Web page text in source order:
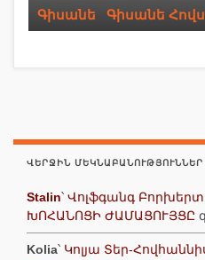
Գիսանե Գիսանե
ՎԵՐՋԻՆ ՄԵԿՆԱԲԱՆՈՒԹՅՈՒՆՆԵՐ
Stalin՝ Վոլֆգանգ Բորխերտ
ԽՈՀԱՆՈՑԻ ԺԱՄԱՑՈՒՅՑԸ
Kolia՝ Կոլյա Տեր-